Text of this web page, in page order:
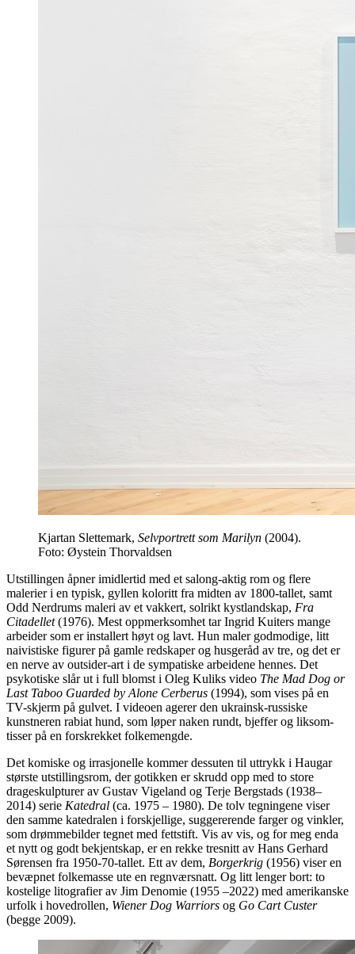
Kjartan Slettemark, Selvportrett som Marilyn (2004).
Foto: Øystein Thorvaldsen
Utstillingen åpner imidlertid med et salong-aktig rom og flere
malerier i en typisk, gyllen koloritt fra midten av 1800-tallet, samt
Odd Nerdrums maleri av et vakkert, solrikt kystlandskap, Fra
Citadellet(1976). Mest oppmerksomhet tar Ingrid Kuiters mange
arbeider som er installert høyt og lavt. Hun maler godmodige, litt
naivistiske figurer på gamle redskaper og husgeråd av tre, og det er
en nerve av outsider-art i de sympatiske arbeidene hennes. Det
psykotiske slår ut i full blomst i Oleg Kuliks video The Mad Dog or
Last Taboo Guarded by Alone Cerberus (1994), som vises på en
TV-skjerm på gulvet. I videoen agerer den ukrainsk-russiske
kunstneren rabiat hund, som løper naken rundt, bjeffer og liksom-
tisser på en forskrekket folkemengde.
Det komiske og irrasjonelle kommer dessuten til uttrykk i Haugar
største utstillingsrom, der gotikken er skrudd opp med to store
drageskulpturer av Gustav Vigeland og Terje Bergstads (1938–
2014) serie Katedral (ca. 1975 – 1980). De tolv tegningene viser
den samme katedralen i forskjellige, suggererende farger og vinkler,
som drømmebilder tegnet med fettstift. Vis av vis, og for meg enda
et nytt og godt bekjentskap, er en rekke tresnitt av Hans Gerhard
Sørensen fra 1950-70-tallet. Ett av dem, Borgerkrig (1956) viser en
bevæpnet folkemasse ute en regnværsnatt. Og litt lenger bort: to
kostelige litografier av Jim Denomie (1955 –2022) med amerikanske
urfolk i hovedrollen, Wiener Dog Warriors og Go Cart Custer
(begge 2009).